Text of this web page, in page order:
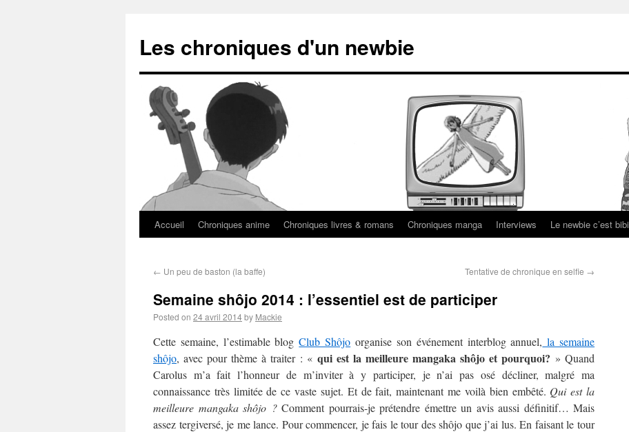
Les chroniques d'un newbie
Accueil Chroniques anime Chroniques livres & romans Chroniques manga Interviews Le newbie c’est bibi
← Un peu de baston (la baffe) Tentative de chronique en selfie →
Semaine shôjo 2014 : l’essentiel est de participer
Posted on 24 avril 2014by Mackie
Cette semaine, l’estimable blogClub Shôjo organise son événement interblog annuel, la semaine
shôjo, avec pour thème à traiter : « qui est la meilleure mangaka shôjo et pourquoi? » Quand
Carolus m’a fait l’honneur de m’inviter à y participer, je n’ai pas osé décliner, malgré ma
connaissance très limitée de ce vaste sujet. Et de fait, maintenant me voilà bien embêté. Qui est la
meilleure mangaka shôjo ?Comment pourrais-je prétendre émettre un avis aussi définitif… Mais
assez tergiversé, je me lance. Pour commencer, je fais le tour des shôjo que j’ai lus. En faisant le tour